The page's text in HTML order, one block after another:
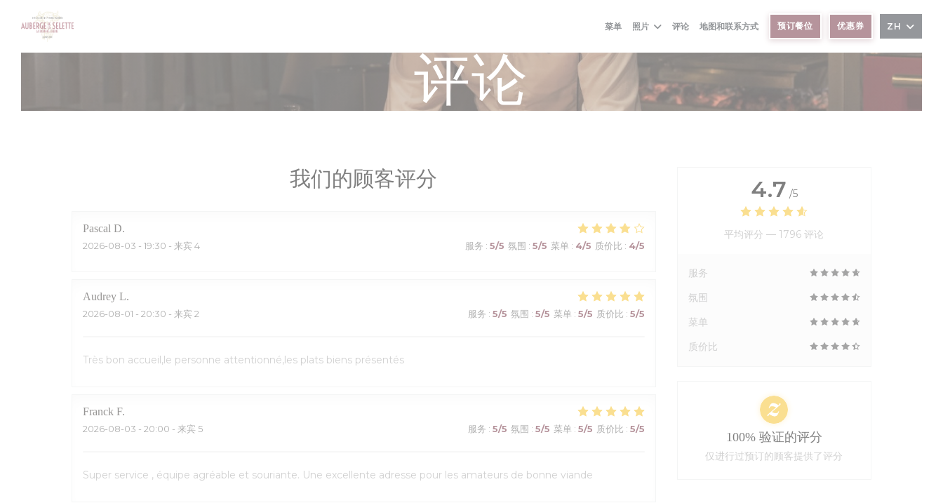
Cookie管理面板
菜单 照片 评论 地图和联系方式 预订餐位 优惠券 ZH
评论
我们的顾客评分
Pascal D
2026-08-03 - 19:30 - 来宾 4 服务 : 5/5 氛围 : 5/5 菜单: 4/5 质价比 : 4/5
Audrey L
2026-08-01 - 20:30 - 来宾 2 服务 : 5/5 氛围 : 5/5 菜单: 5/5 质价比 : 5/5
Très bon accueil,le personne attentionné,les plats biens présentés
Franck F
2026-08-03 - 20:00 - 来宾 5 服务 : 5/5 氛围 : 5/5 菜单: 5/5 质价比 : 5/5
Super service , équipe agréable et souriante. Une excellente adresse pour les amateurs de bonne viande
4.7 /5
平均评分 — 1796 评论
服务
氛围
菜单
质价比
100% 验证的评分
仅进行过预订的顾客提供了评分